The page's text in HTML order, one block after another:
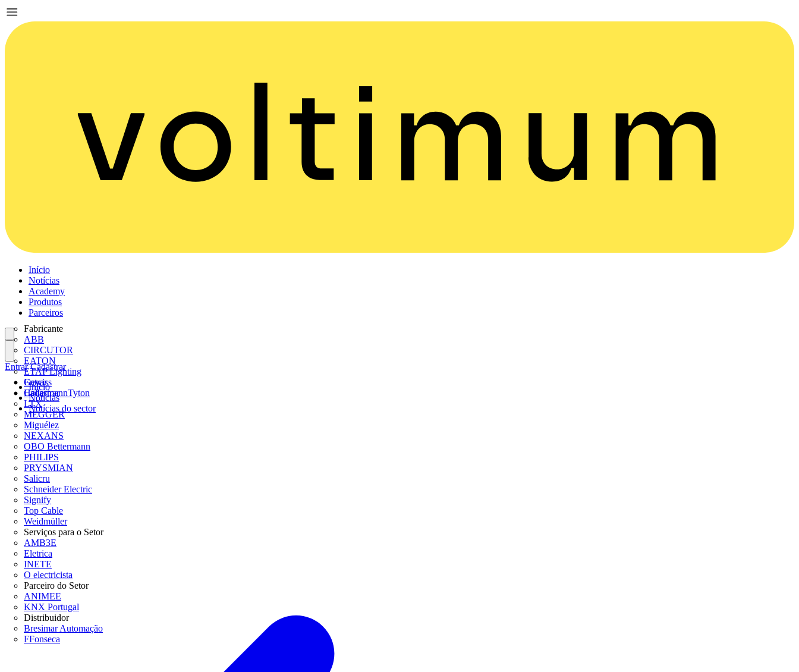
Início
Notícias
Academy
Produtos
Parceiros
Fabricante
ABB
CIRCUTOR
EATON
ETAP Lighting
Gewiss
HellermannTyton
LTX
MEGGER
Miguélez
NEXANS
OBO Bettermann
PHILIPS
PRYSMIAN
Salicru
Schneider Electric
Signify
Top Cable
Weidmüller
Serviços para o Setor
AMB3E
Eletrica
INETE
O electricista
Parceiro do Setor
ANIMEE
KNX Portugal
Distribuidor
Bresimar Automação
FFonseca
Entrar
Cadastrar
Entrar Cadastrar
Início
Notícias
Notícias do sector